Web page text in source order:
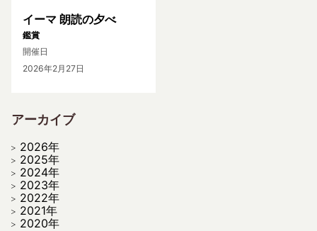
イーマ 朗読の夕べ
鑑賞
開催日
2026年2月27日
アーカイブ
2026年
2025年
2024年
2023年
2022年
2021年
2020年